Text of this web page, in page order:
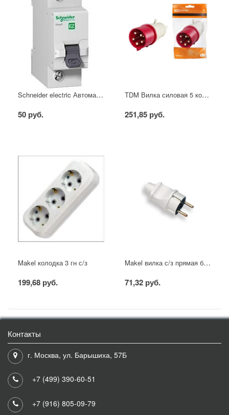
Schneider electric Автоматический выключатель 1/40А
50 руб.
TDM Вилка силовая 5 контактов 16А 380В IP44
251,85 руб.
Makel колодка 3 гн с/з
199,68 руб.
Makel вилка с/з прямая белая
71,32 руб.
Контакты
г. Москва, ул. Барышиха, 57Б
+7 (499) 390-60-51
+7 (916) 805-09-79